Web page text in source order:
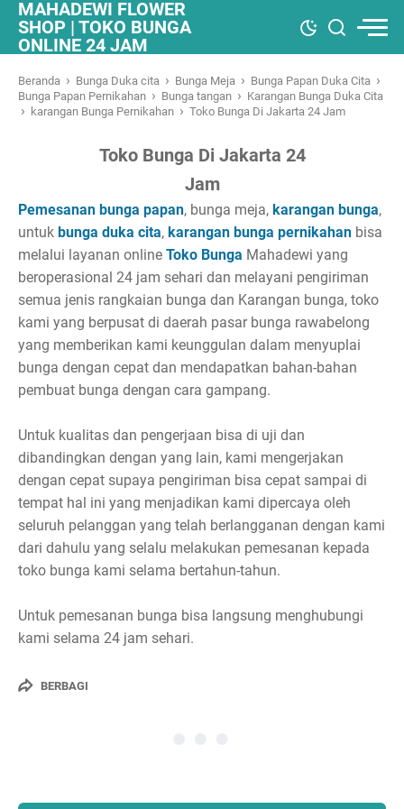
MAHADEWI FLOWER
SHOP | TOKO BUNGA
ONLINE 24 JAM
Beranda › Bunga Duka cita › Bunga Meja › Bunga Papan Duka Cita ›
Bunga Papan Pernikahan › Bunga tangan › Karangan Bunga Duka Cita
› karangan Bunga Pernikahan › Toko Bunga Di Jakarta 24 Jam
Toko Bunga Di Jakarta 24
Jam
Pemesanan bunga papan, bunga meja, karangan bunga,
untuk bunga duka cita, karangan bunga pernikahan bisa
melalui layanan online Toko Bunga Mahadewi yang
beroperasional 24 jam sehari dan melayani pengiriman
semua jenis rangkaian bunga dan Karangan bunga, toko
kami yang berpusat di daerah pasar bunga rawabelong
yang memberikan kami keunggulan dalam menyuplai
bunga dengan cepat dan mendapatkan bahan-bahan
pembuat bunga dengan cara gampang.
Untuk kualitas dan pengerjaan bisa di uji dan
dibandingkan dengan yang lain, kami mengerjakan
dengan cepat supaya pengiriman bisa cepat sampai di
tempat hal ini yang menjadikan kami dipercaya oleh
seluruh pelanggan yang telah berlangganan dengan kami
dari dahulu yang selalu melakukan pemesanan kepada
toko bunga kami selama bertahun-tahun.
Untuk pemesanan bunga bisa langsung menghubungi
kami selama 24 jam sehari.
BERBAGI